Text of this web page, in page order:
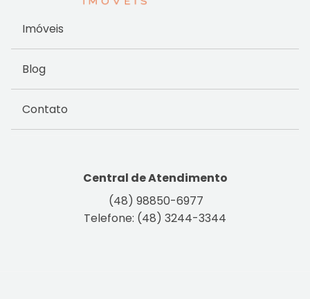
Imóveis
Blog
Contato
Central de Atendimento
(48) 98850-6977
Telefone: (48) 3244-3344